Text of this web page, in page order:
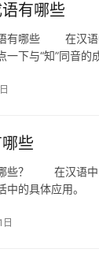
有哪些
哪些 在汉语的
一下与“知”同音
些
？ 在汉语中，同
活中的具体应